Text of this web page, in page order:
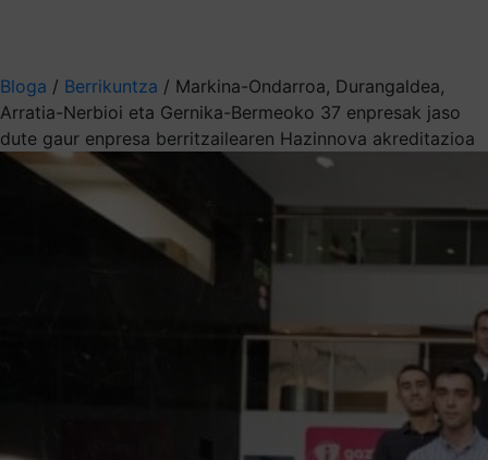
Bloga / Berrikuntza / Markina-Ondarroa, Durangaldea,
Arratia-Nerbioi eta Gernika-Bermeoko 37 enpresak jaso
dute gaur enpresa berritzailearen Hazinnova akreditazioa